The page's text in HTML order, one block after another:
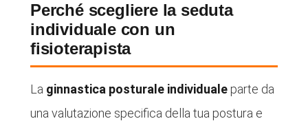
Perché scegliere la seduta
individuale con un
fisioterapista
La ginnastica posturale individuale parte da
una valutazione specifica della tua postura e